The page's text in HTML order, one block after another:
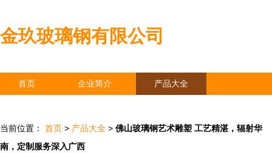
金玖玻璃钢有限公司
首页 企业简介 产品大全
当前位置： 首页 > 产品大全 > 佛山玻璃钢艺术雕塑 工艺精湛，辐射华
南，定制服务深入广西